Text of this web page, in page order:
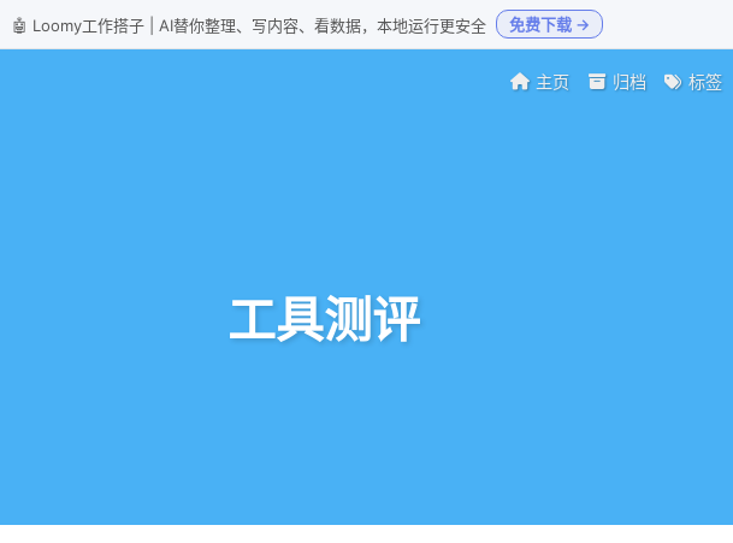
🤖 Loomy工作搭子 | AI替你整理、写内容、看数据，本地运行更安全 免费下载 →
主页 归档 标签
工具测评